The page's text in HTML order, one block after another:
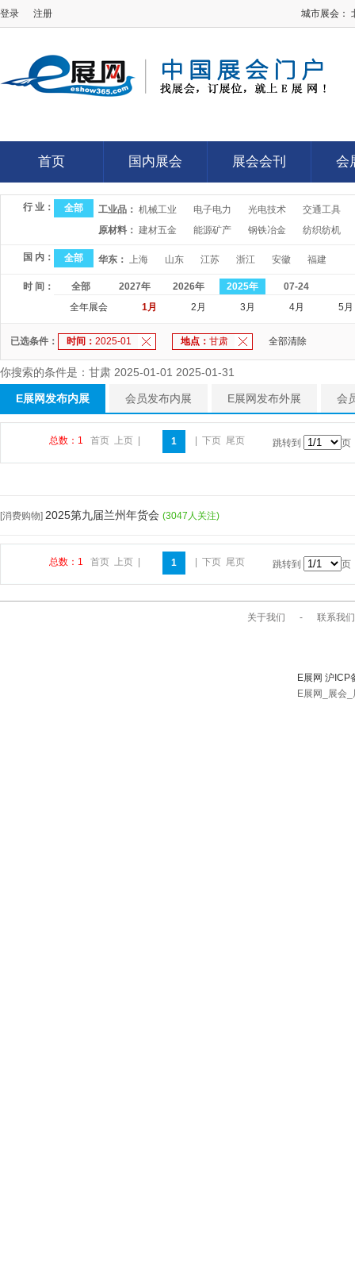
登录 注册 城市展会：
首页
首页
国内展会
国内展会
展会会刊
展会会刊
会
会
行 业： 全部 工业品： 机械工业 电子电力 光电技术
交通工具
原材料： 建材五金 能源矿产 钢铁冶金 纺织纺机
国 内： 全部 华东： 上海 山东 江苏 浙江 安徽 福建
时 间： 全部 2027年 2026年 2025年
07-24
全年展会
1月 2月 3月 4月 5月
已选条件： 时间： 2025-01 地点： 甘肃 全部清除
你搜索的条件是：甘肃 2025-01-01 2025-01-31
E展网发布内展 会员发布内展 E展网发布外展 会
总数：1 首页 上页 1 下页 尾页 跳转到 页
[消费购物] 2025第九届兰州年货会 (3047人关注)
总数：1 首页 上页 1 下页 尾页 跳转到 页
关于我们 - 联系我们
E展网 沪
E展网_展会